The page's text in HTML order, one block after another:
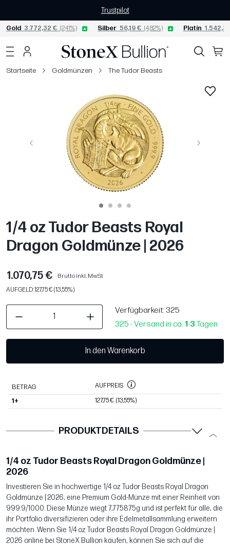
Trustpilot
Gold 3.772,32 € (2,41%) Silber 56,19 € (4,82%) Platin
Startseite Goldmünzen The Tudor Beasts
Vorige Weiter
1/4 oz Tudor Beasts Royal
Dragon Goldmünze | 2026
1.070,75 €
Brutto inkl. MwSt
AUFGELD: 127,75 € (13,55%)
Verfügbarkeit: 325
325 - Versand in ca. 1-3 Tagen
In den Warenkorb
BETRAG AUFPREIS
1+ 127,75 € (13,55%)
PRODUKTDETAILS
1/4 oz Tudor Beasts Royal Dragon Goldmünze |
2026
Investieren Sie in hochwertige 1/4 oz Tudor Beasts Royal Dragon
Goldmünze | 2026, eine Premium Gold-Münze mit einer Reinheit von
999.9/1000. Diese Münze wiegt 7,775875g und ist perfekt für alle, die
ihr Portfolio diversifizieren oder ihre Edelmetallsammlung erweitern
möchten. Wenn Sie 1/4 oz Tudor Beasts Royal Dragon Goldmünze |
2026 online bei StoneX Bullion kaufen, können Sie sich auf die